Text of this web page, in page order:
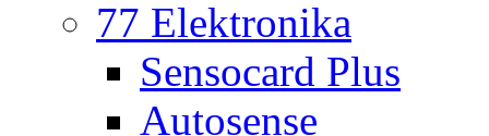
77 Elektronika
Sensocard Plus
Autosense